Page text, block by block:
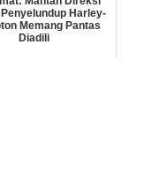
Harley-
Memang Pantas
Diadili